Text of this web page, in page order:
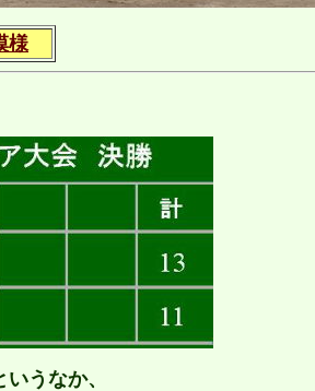
様
うなか、